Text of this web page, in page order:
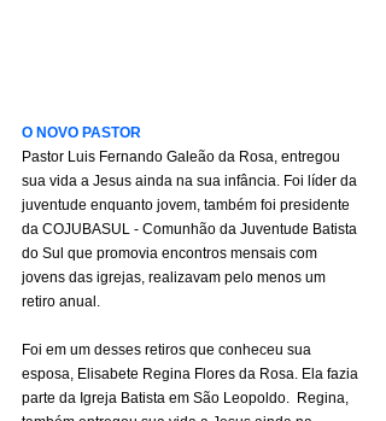
O NOVO PASTOR
Pastor Luis Fernando Galeão da Rosa, entregou
sua vida a Jesus ainda na sua infância. Foi líder da
juventude enquanto jovem, também foi presidente
da COJUBASUL - Comunhão da Juventude Batista
do Sul que promovia encontros mensais com
jovens das igrejas, realizavam pelo menos um
retiro anual.
Foi em um desses retiros que conheceu sua
esposa, Elisabete Regina Flores da Rosa. Ela fazia
parte da Igreja Batista em São Leopoldo.  Regina,